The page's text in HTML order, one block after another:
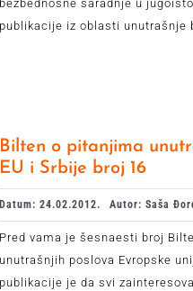
bezbednosne saradnje u
publikacije iz oblasti unutrašnje
Bilten o pitanjima
EU i Srbije broj 16
Datum: 24.02.2012. Autor: Saša
Pred vama je šesnaesti broj
unutrašnjih poslova Evropske
publikacije je da svi